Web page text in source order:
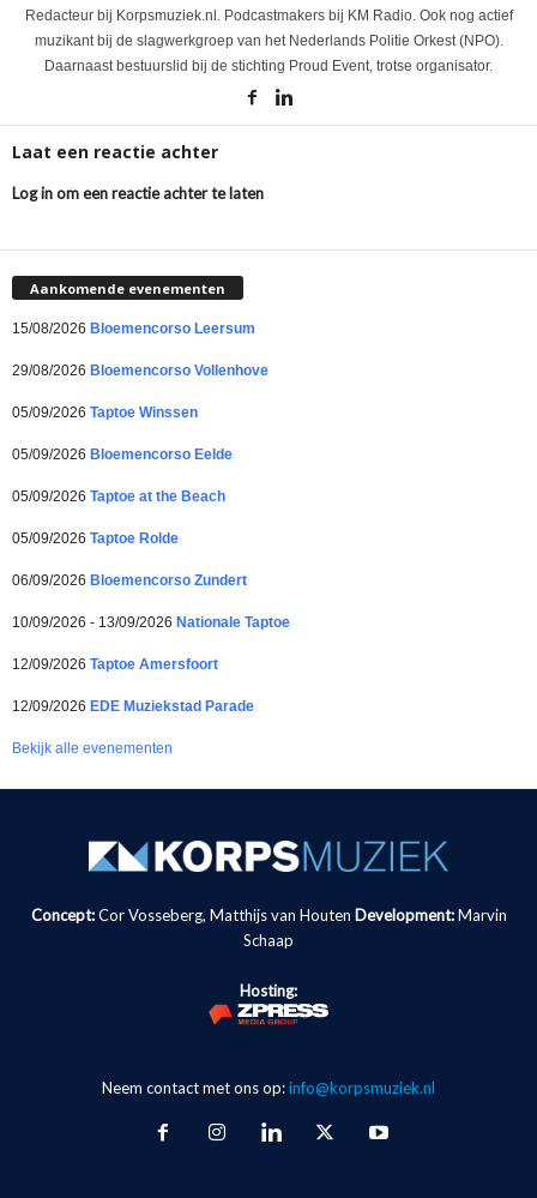
Redacteur bij Korpsmuziek.nl. Podcastmakers bij KM Radio. Ook nog actief
muzikant bij de slagwerkgroep van het Nederlands Politie Orkest (NPO).
Daarnaast bestuurslid bij de stichting Proud Event, trotse organisator.
Laat een reactie achter
Log in om een reactie achter te laten
Aankomende evenementen
15/08/2026 Bloemencorso Leersum
29/08/2026 Bloemencorso Vollenhove
05/09/2026 Taptoe Winssen
05/09/2026 Bloemencorso Eelde
05/09/2026 Taptoe at the Beach
05/09/2026 Taptoe Rolde
06/09/2026 Bloemencorso Zundert
10/09/2026 - 13/09/2026 Nationale Taptoe
12/09/2026 Taptoe Amersfoort
12/09/2026 EDE Muziekstad Parade
Bekijk alle evenementen
Concept:Cor Vosseberg, Matthijs van Houten Development: Marvin
Schaap
Hosting:
Neem contact met ons op:info@korpsmuziek.nl